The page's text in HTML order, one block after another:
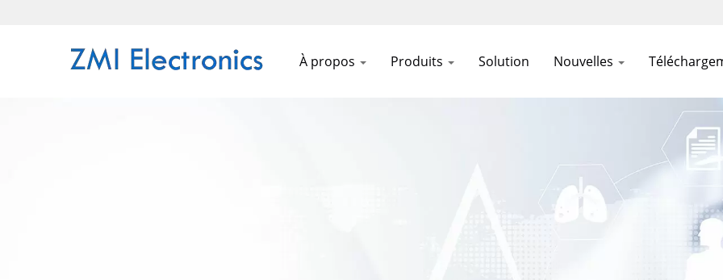
À propos Produits Solution Nouvelles